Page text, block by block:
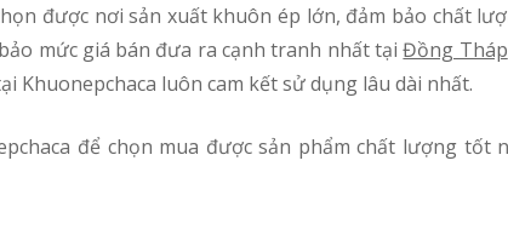
mức giá bán đưa ra cạnh tranh nhất tạiĐồng Tháp
Khuonepchaca luôn cam kết sử dụng lâu dài nhất.